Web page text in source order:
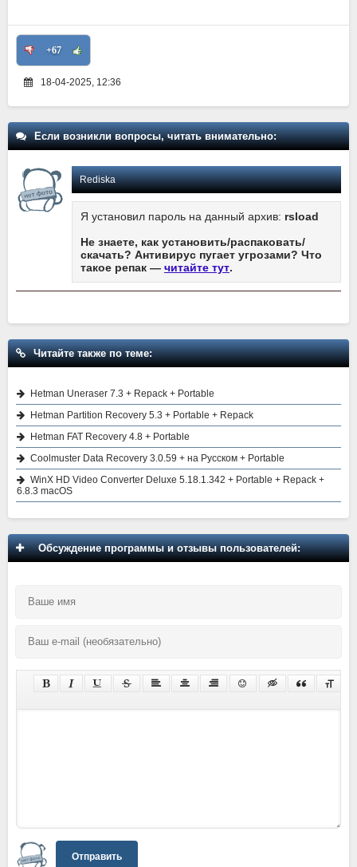
+67
18-04-2025, 12:36
Если возникли вопросы, читать внимательно:
Rediska
Я установил пароль на данный архив: rsload
Не знаете, как установить/распаковать/
скачать? Антивирус пугает угрозами? Что
такое репак — читайте тут.
Читайте также по теме:
Hetman Uneraser 7.3 + Repack + Portable
Hetman Partition Recovery 5.3 + Portable + Repack
Hetman FAT Recovery 4.8 + Portable
Coolmuster Data Recovery 3.0.59 + на Русском + Portable
WinX HD Video Converter Deluxe 5.18.1.342 + Portable + Repack +
6.8.3 macOS
Обсуждение программы и отзывы пользователей:
Отправить